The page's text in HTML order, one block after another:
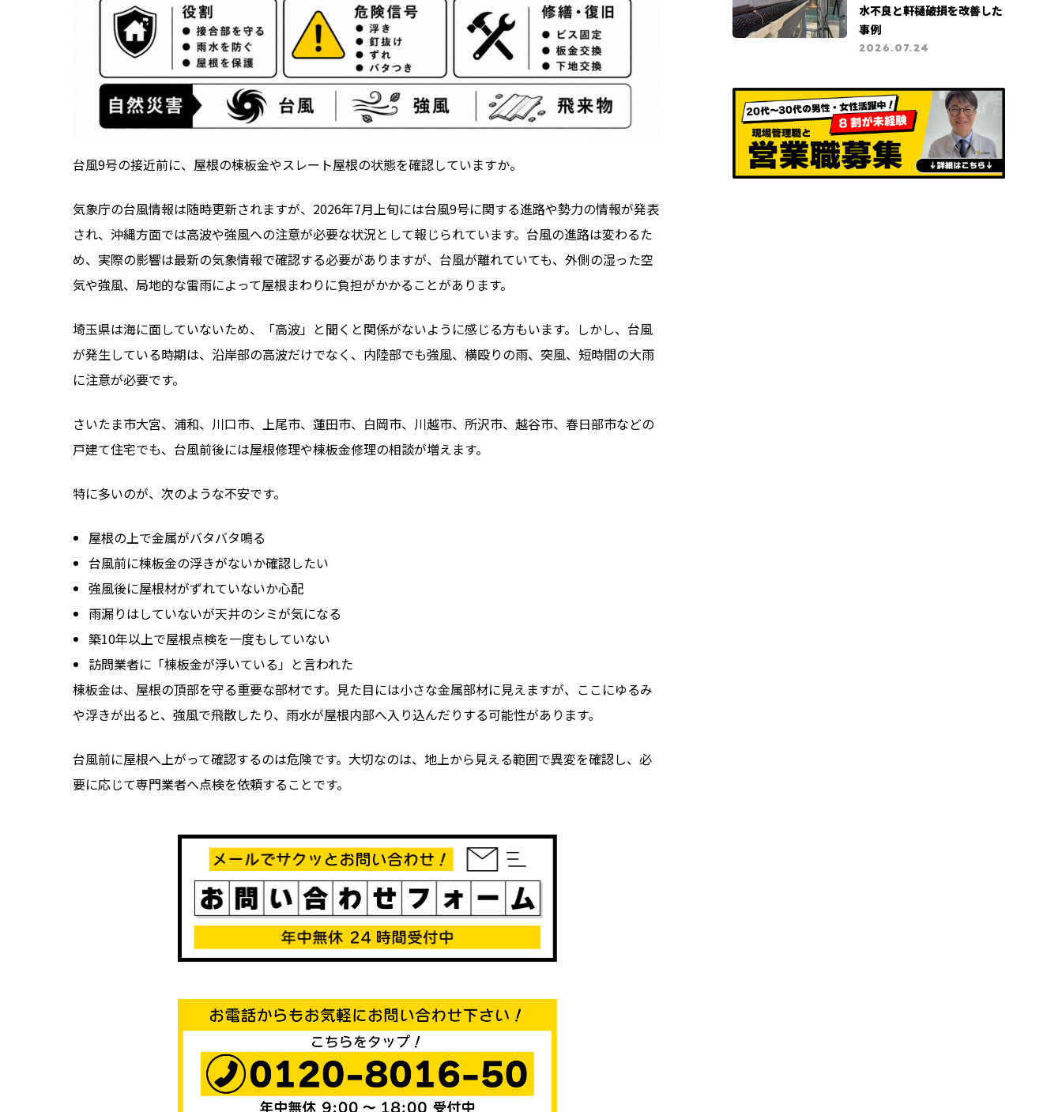
屋根全体を確認できるか
写真付きで説明してくれるか
地域の住宅事情を理解しているか
台風後の訪問営業に注意する
丸山建設株式会社が行う台風前後の屋根点検サポート
応急処置と本格修理を分けて判断します
まとめ
関連記事
ランキング
ハッシュタグ
新着工事
台風9号の接近前に、屋根の棟板金やスレート屋根の状態を確認していますか。
気象庁の台風情報は随時更新されますが、2026年7月上旬には台風9号に関する進路や勢力の情報が発表
され、沖縄方面では高波や強風への注意が必要な状況として報じられています。台風の進路は変わるた
め、実際の影響は最新の気象情報で確認する必要がありますが、台風が離れていても、外側の湿った空
気や強風、局地的な雷雨によって屋根まわりに負担がかかることがあります。
埼玉県は海に面していないため、「高波」と聞くと関係がないように感じる方もいます。しかし、台風
が発生している時期は、沿岸部の高波だけでなく、内陸部でも強風、横殴りの雨、突風、短時間の大雨
に注意が必要です。
さいたま市大宮、浦和、川口市、上尾市、蓮田市、白岡市、川越市、所沢市、越谷市、春日部市などの
戸建て住宅でも、台風前後には屋根修理や棟板金修理の相談が増えます。
特に多いのが、次のような不安です。
屋根の上で金属がバタバタ鳴る
台風前に棟板金の浮きがないか確認したい
強風後に屋根材がずれていないか心配
雨漏りはしていないが天井のシミが気になる
築10年以上で屋根点検を一度もしていない
訪問業者に「棟板金が浮いている」と言われた
棟板金は、屋根の頂部を守る重要な部材です。見た目には小さな金属部材に見えますが、ここにゆるみ
や浮きが出ると、強風で飛散したり、雨水が屋根内部へ入り込んだりする可能性があります。
台風前に屋根へ上がって確認するのは危険です。大切なのは、地上から見える範囲で異変を確認し、必
要に応じて専門業者へ点検を依頼することです。
水不良と軒樋破損を改善した
事例
2026.07.24